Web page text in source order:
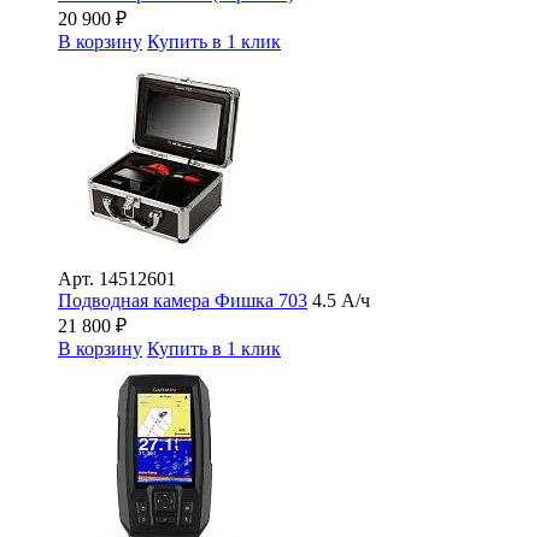
20 900 ₽
В корзину Купить в 1 клик
Арт. 14512601
Подводная камера Фишка 703 4.5 А/ч
21 800 ₽
В корзину Купить в 1 клик